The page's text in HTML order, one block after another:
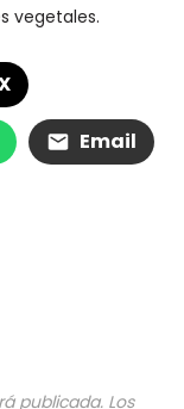
vegetales.
Email
publicada. Los